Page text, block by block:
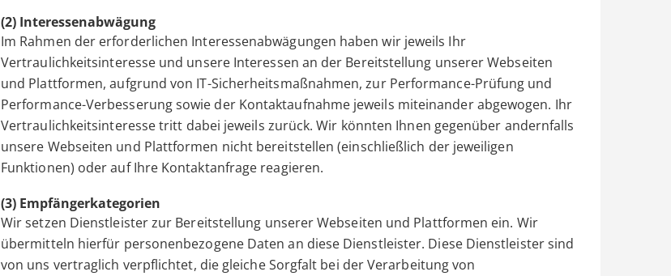
(2) Interessenabwägung
Im Rahmen der erforderlichen Interessenabwägungen haben wir jeweils Ihr
Vertraulichkeitsinteresse und unsere Interessen an der Bereitstellung unserer Webseiten
und Plattformen, aufgrund von IT-Sicherheitsmaßnahmen, zur Performance-Prüfung und
Performance-Verbesserung sowie der Kontaktaufnahme jeweils miteinander abgewogen. Ihr
Vertraulichkeitsinteresse tritt dabei jeweils zurück. Wir könnten Ihnen gegenüber andernfalls
unsere Webseiten und Plattformen nicht bereitstellen (einschließlich der jeweiligen
Funktionen) oder auf Ihre Kontaktanfrage reagieren.
(3) Empfängerkategorien
Wir setzen Dienstleister zur Bereitstellung unserer Webseiten und Plattformen ein. Wir
übermitteln hierfür personenbezogene Daten an diese Dienstleister. Diese Dienstleister sind
von uns vertraglich verpflichtet, die gleiche Sorgfalt bei der Verarbeitung von